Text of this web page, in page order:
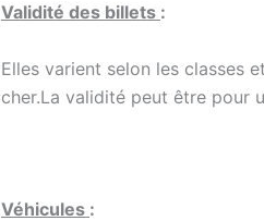
Validité des billets :
Elles varient selon les classes
cher.La validité peut être pour
Véhicules :